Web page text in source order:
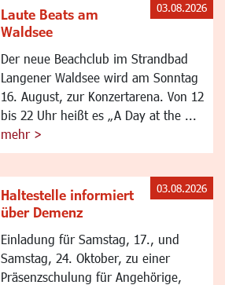
Laute Beats am
Waldsee
Der neue Beachclub im Strandbad
Langener Waldsee wird am Sonntag
16. August, zur Konzertarena. Von 12
bis 22 Uhr heißt es „A Day at the ...
mehr >
03.08.2026
Haltestelle informiert
über Demenz
Einladung für Samstag, 17., und
Samstag, 24. Oktober, zu einer
Präsenzschulung für Angehörige,
03.08.2026